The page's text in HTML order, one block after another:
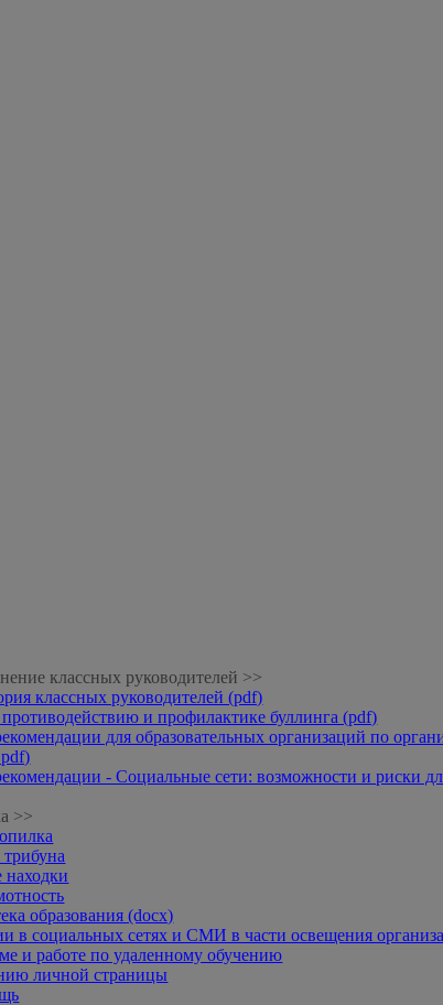
классных руководителей >>
классных руководителей (pdf)
и профилактике буллинга (pdf)
для образовательных организаций по
- Социальные сети: возможности и риски
>>
трибуна
находки
образования (docx)
в социальных сетях и СМИ в части освещения
и работе по удаленному обучению
личной страницы